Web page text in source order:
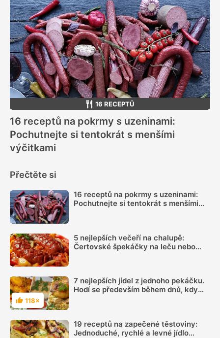
16 RECEPTŮ
16 receptů na pokrmy s uzeninami:
Pochutnejte si tentokrát s menšími
výčitkami
Přečtěte si
16 receptů na pokrmy s uzeninami:
Pochutnejte si tentokrát s menšími
5 nejlepších večeří na chalupě:
Čertovské špekáčky na leču nebo
Hodnocení
118×
7 nejlepších jídel z jednoho pekáčku.
Hodí se především během dnů, kdy
19 receptů na zapečené těstoviny:
Jednoduché, rychlé a levné jídlo